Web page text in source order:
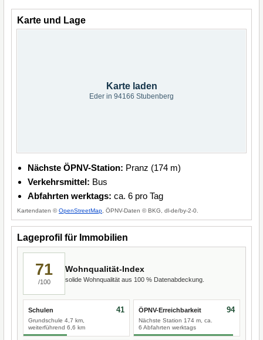
Karte und Lage
Karte laden
Eder in 94166 Stubenberg
Nächste ÖPNV-Station: Pranz (174 m)
Verkehrsmittel: Bus
Abfahrten werktags: ca. 6 pro Tag
Kartendaten ©OpenStreetMap , ÖPNV-Daten © BKG, dl-de/by-2-0.
Lageprofil für Immobilien
71
/100
Wohnqualität-Index
solide Wohnqualität aus 100 % Datenabdeckung.
Schulen
Grundschule 4,7 km,
weiterführend 6,6 km
41 ÖPNV-Erreichbarkeit
Nächste Station 174 m, ca.
6 Abfahrten werktags
94